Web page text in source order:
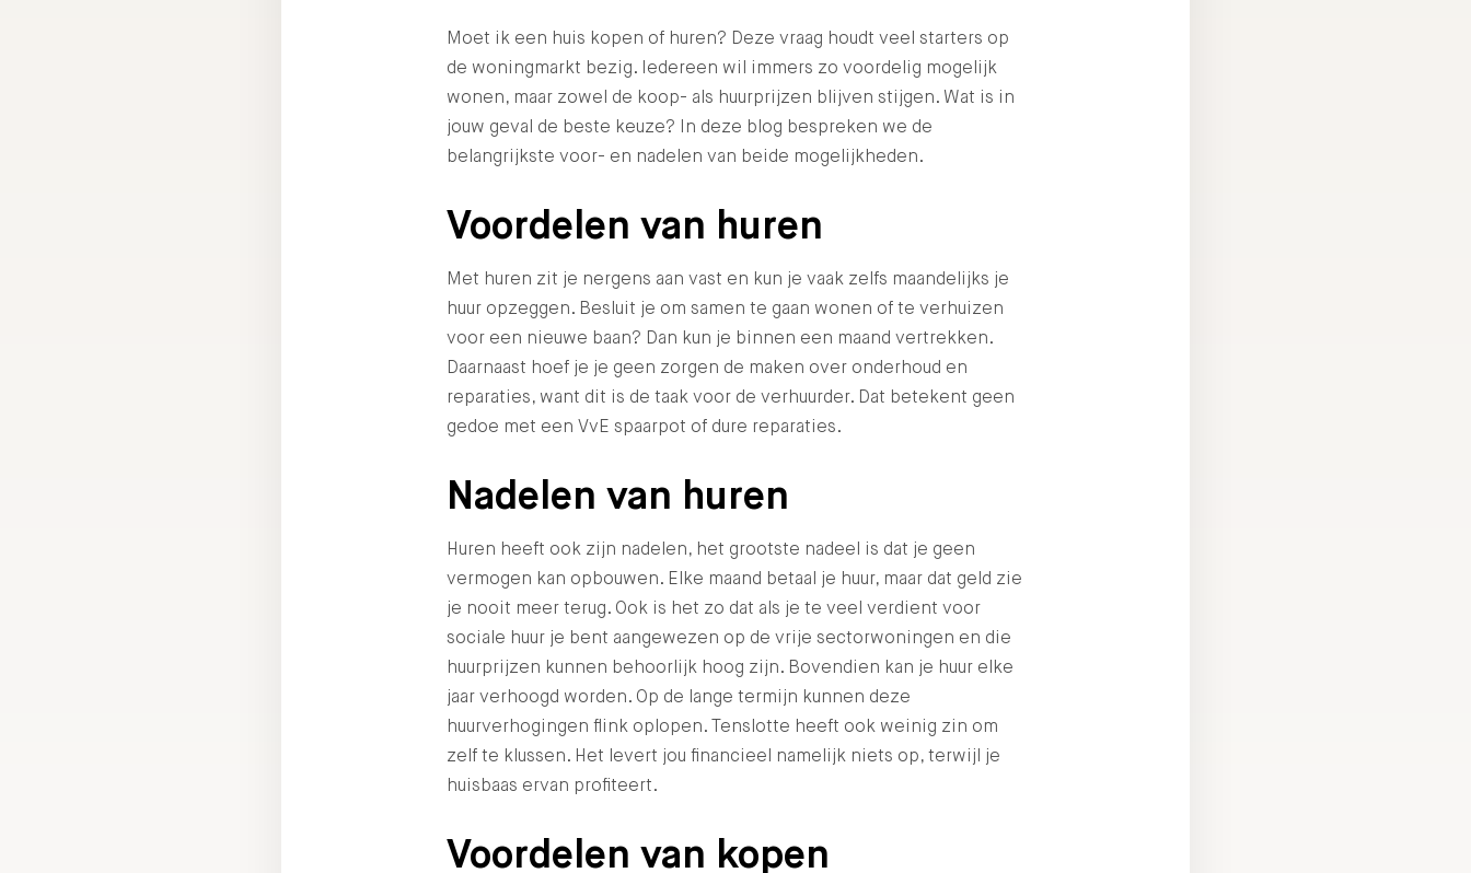
Moet ik een huis kopen of huren? Deze vraag houdt veel starters op
de woningmarkt bezig. Iedereen wil immers zo voordelig mogelijk
wonen, maar zowel de koop- als huurprijzen blijven stijgen. Wat is in
jouw geval de beste keuze? In deze blog bespreken we de
belangrijkste voor- en nadelen van beide mogelijkheden.
Voordelen van huren
Met huren zit je nergens aan vast en kun je vaak zelfs maandelijks je
huur opzeggen. Besluit je om samen te gaan wonen of te verhuizen
voor een nieuwe baan? Dan kun je binnen een maand vertrekken.
Daarnaast hoef je je geen zorgen de maken over onderhoud en
reparaties, want dit is de taak voor de verhuurder. Dat betekent geen
gedoe met een VvE spaarpot of dure reparaties.
Nadelen van huren
Huren heeft ook zijn nadelen, het grootste nadeel is dat je geen
vermogen kan opbouwen. Elke maand betaal je huur, maar dat geld zie
je nooit meer terug. Ook is het zo dat als je te veel verdient voor
sociale huur je bent aangewezen op de vrije sectorwoningen en die
huurprijzen kunnen behoorlijk hoog zijn. Bovendien kan je huur elke
jaar verhoogd worden. Op de lange termijn kunnen deze
huurverhogingen flink oplopen. Tenslotte heeft ook weinig zin om
zelf te klussen. Het levert jou financieel namelijk niets op, terwijl je
huisbaas ervan profiteert.
Voordelen van kopen